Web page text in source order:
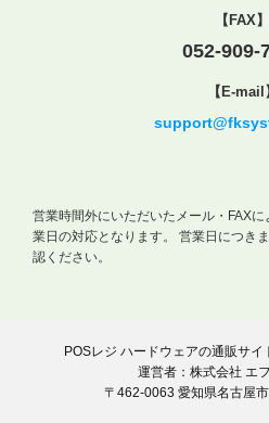
【FAX】
052-909-
【E-mail
営業時間外にいただいたメール・FAX
業日の対応となります。
営業日につき
認ください。
POSレジ ハードウェアの通販サ
運営者：株式会社 エ
〒462-0063 愛知県名古屋